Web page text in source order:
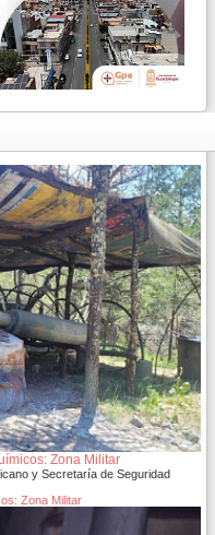
Zona Militar
y Secretaría de Seguridad
Zona Militar